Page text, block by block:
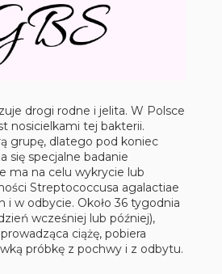
drogi rodne i jelita. W Polsce
nosicielkami tej bakterii.
grupę, dlatego pod koniec
się specjalne badanie
ma na celu wykrycie lub
Streptococcusa agalactiae
i w odbycie. Około 36 tygodnia
wcześniej lub później),
ciążę, pobiera
próbkę z pochwy i z odbytu.